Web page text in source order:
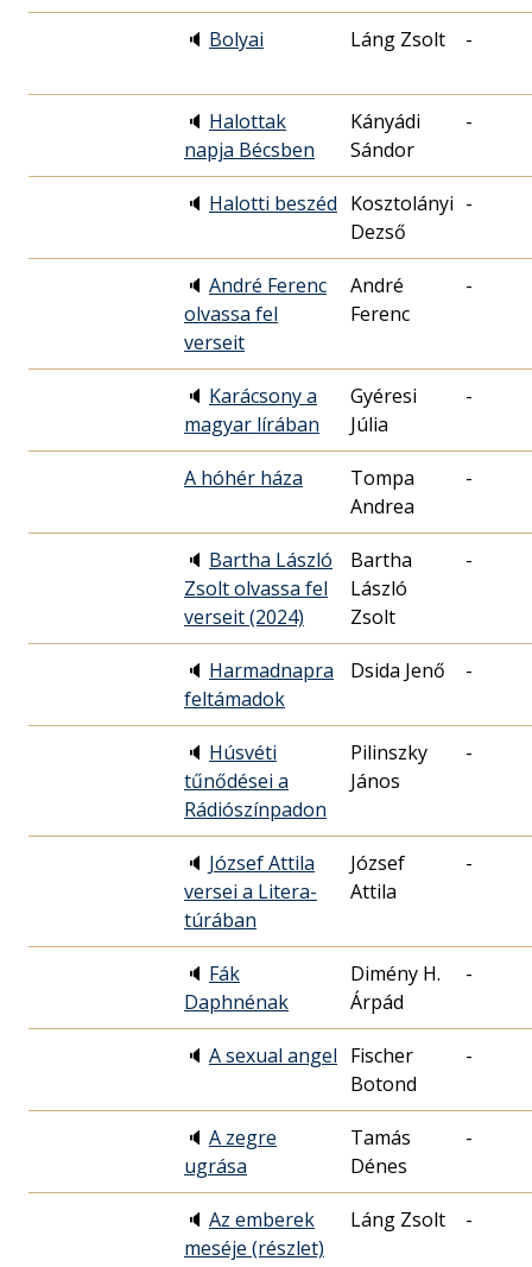
🔈 Bolyai Láng Zsolt -
🔈 Halottak
napja Bécsben
Kányádi
Sándor
-
🔈 Halotti beszéd Kosztolányi
Dezső
-
🔈 André Ferenc
olvassa fel
verseit
André
Ferenc
-
🔈 Karácsony a
magyar lírában
Gyéresi
Júlia
-
A hóhér háza
Tompa
Andrea
-
🔈 Bartha László
Zsolt olvassa fel
verseit (2024)
Bartha
László
Zsolt
-
🔈 Harmadnapra
feltámadok
Dsida Jenő -
🔈 Húsvéti
tűnődései a
Rádiószínpadon
Pilinszky
János
-
🔈 József Attila
versei a Litera-
túrában
József
Attila
-
🔈 Fák
Daphnénak
Dimény H.
Árpád
-
🔈 A sexual angel Fischer
Botond
-
🔈 A zegre
ugrása
Tamás
Dénes
-
🔈 Az emberek
meséje (részlet)
Láng Zsolt -